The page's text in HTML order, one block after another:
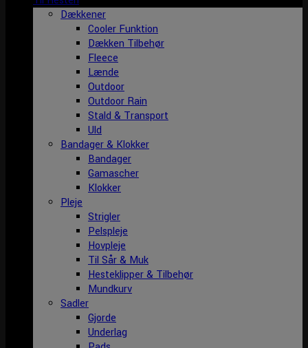
Dækkener
Cooler Funktion
Dækken Tilbehør
Fleece
Lænde
Outdoor
Outdoor Rain
Stald & Transport
Uld
Bandager & Klokker
Bandager
Gamascher
Klokker
Pleje
Strigler
Pelspleje
Hovpleje
Til Sår & Muk
Hesteklipper & Tilbehør
Mundkurv
Sadler
Gjorde
Underlag